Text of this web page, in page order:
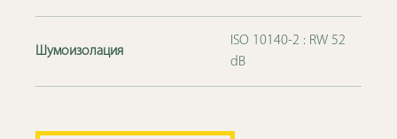
Шумоизолация
ISO 10140-2 : RW 52
dB